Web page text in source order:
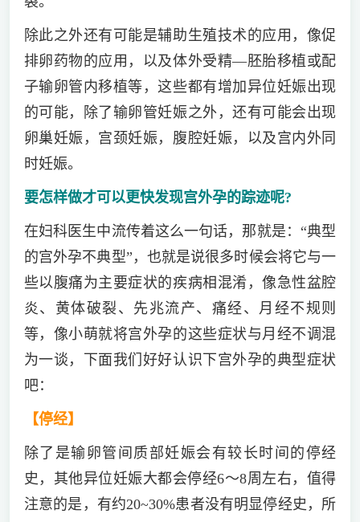
除此之外还有可能是辅助生殖技术的应用，像促
排卵药物的应用，以及体外受精—胚胎移植或配
子输卵管内移植等，这些都有增加异位妊娠出现
的可能，除了输卵管妊娠之外，还有可能会出现
卵巢妊娠，宫颈妊娠，腹腔妊娠，以及宫内外同
时妊娠。
要怎样做才可以更快发现宫外孕的踪迹呢?
在妇科医生中流传着这么一句话，那就是：“典型
的宫外孕不典型”，也就是说很多时候会将它与一
些以腹痛为主要症状的疾病相混淆，像急性盆腔
炎、黄体破裂、先兆流产、痛经、月经不规则
等，像小萌就将宫外孕的这些症状与月经不调混
为一谈，下面我们好好认识下宫外孕的典型症状
吧：
【停经】
除了是输卵管间质部妊娠会有较长时间的停经
史，其他异位妊娠大都会停经6～8周左右，值得
注意的是，有约20~30%患者没有明显停经史，所